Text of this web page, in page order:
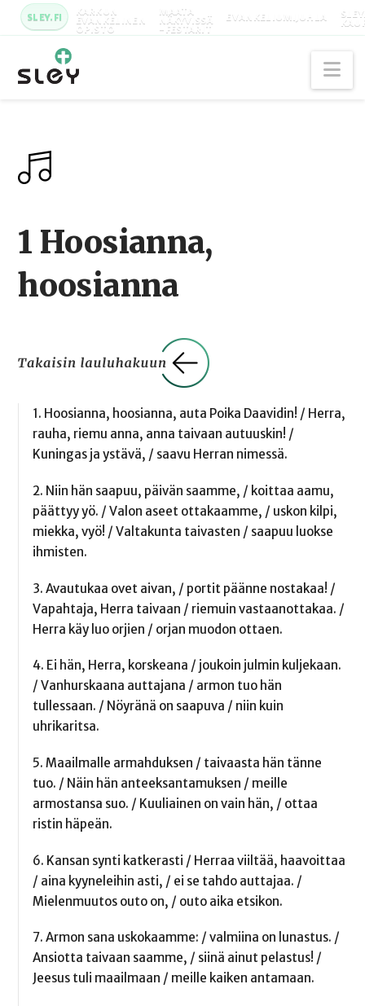
SLEY.FI KARKUN
EVANKELINEN
OPISTO
MAATA
NÄKYVISSÄ
-FESTARIT
EVANKELIUMIJUHLA
1 Hoosianna,
hoosianna
1. Hoosianna, hoosianna, auta Poika Daavidin! / Herra,
rauha, riemu anna, anna taivaan autuuskin! /
Kuningas ja ystävä, / saavu Herran nimessä.
2. Niin hän saapuu, päivän saamme, / koittaa aamu,
päättyy yö. / Valon aseet ottakaamme, / uskon kilpi,
miekka, vyö! / Valtakunta taivasten / saapuu luokse
ihmisten.
3. Avautukaa ovet aivan, / portit päänne nostakaa! /
Vapahtaja, Herra taivaan / riemuin vastaanottakaa. /
Herra käy luo orjien / orjan muodon ottaen.
4. Ei hän, Herra, korskeana / joukoin julmin kuljekaan.
/ Vanhurskaana auttajana / armon tuo hän
tullessaan. / Nöyränä on saapuva / niin kuin
uhrikaritsa.
5. Maailmalle armahduksen / taivaasta hän tänne
tuo. / Näin hän anteeksantamuksen / meille
armostansa suo. / Kuuliainen on vain hän, / ottaa
ristin häpeän.
6. Kansan synti katkerasti / Herraa viiltää, haavoittaa
/ aina kyyneleihin asti, / ei se tahdo auttajaa. /
Mielenmuutos outo on, / outo aika etsikon.
7. Armon sana uskokaamme: / valmiina on lunastus. /
Ansiotta taivaan saamme, / siinä ainut pelastus! /
Jeesus tuli maailmaan / meille kaiken antamaan.